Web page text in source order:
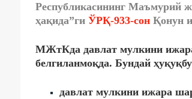
Республикасининг Маъмурий
ҳақида”ги ЎРҚ-933-сонҚонун
МЖтКда давлат мулкини
белгиланмоқда. Бундай
давлат мулкини ижара